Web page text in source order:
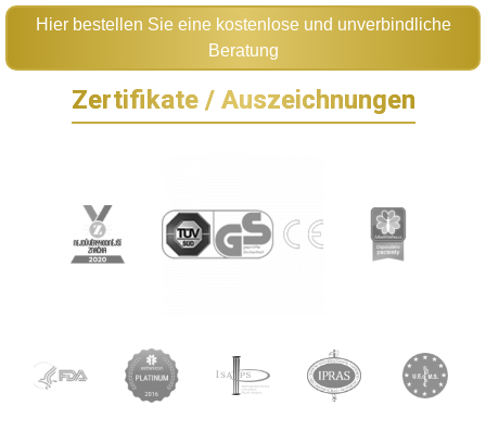
Hier bestellen Sie eine kostenlose und unverbindliche
Beratung
Zertifikate / Auszeichnungen